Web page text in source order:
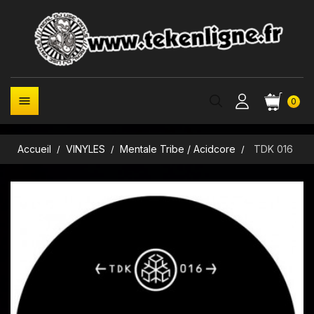
0

Accueil VINYLES Mentale Tribe / Acidcore TDK 016